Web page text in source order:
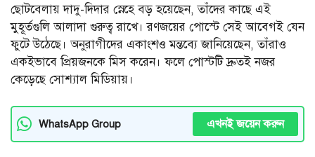
ছোটবেলায় দাদু-দিদার স্নেহে বড় হয়েছেন, তাঁদের কাছে এই
মুহূর্তগুলি আলাদা গুরুত্ব রাখে। রণজয়ের পোস্টে সেই আবেগই যেন
ফুটে উঠেছে। অনুরাগীদের একাংশও মন্তব্যে জানিয়েছেন, তাঁরাও
একইভাবে প্রিয়জনকে মিস করেন। ফলে পোস্টটি দ্রুতই নজর
কেড়েছে সোশ্যাল মিডিয়ায়।
WhatsApp Group এখনই জয়েন করুন